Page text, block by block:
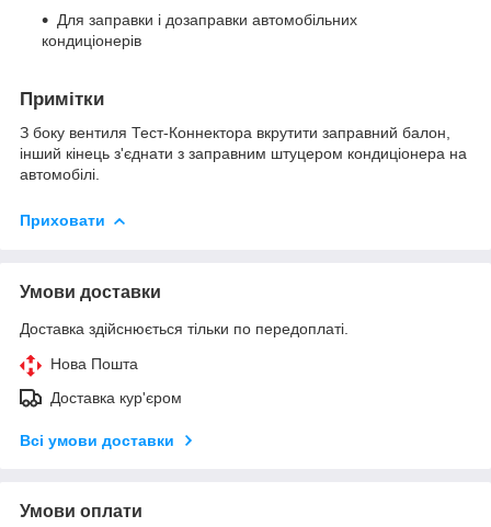
Для заправки і дозаправки автомобільних
кондиціонерів
Примітки
З боку вентиля Тест-Коннектора вкрутити заправний балон,
інший кінець з'єднати з заправним штуцером кондиціонера на
автомобілі.
Приховати
Умови доставки
Доставка здійснюється тільки по передоплаті.
Нова Пошта
Доставка кур'єром
Всі умови доставки
Умови оплати